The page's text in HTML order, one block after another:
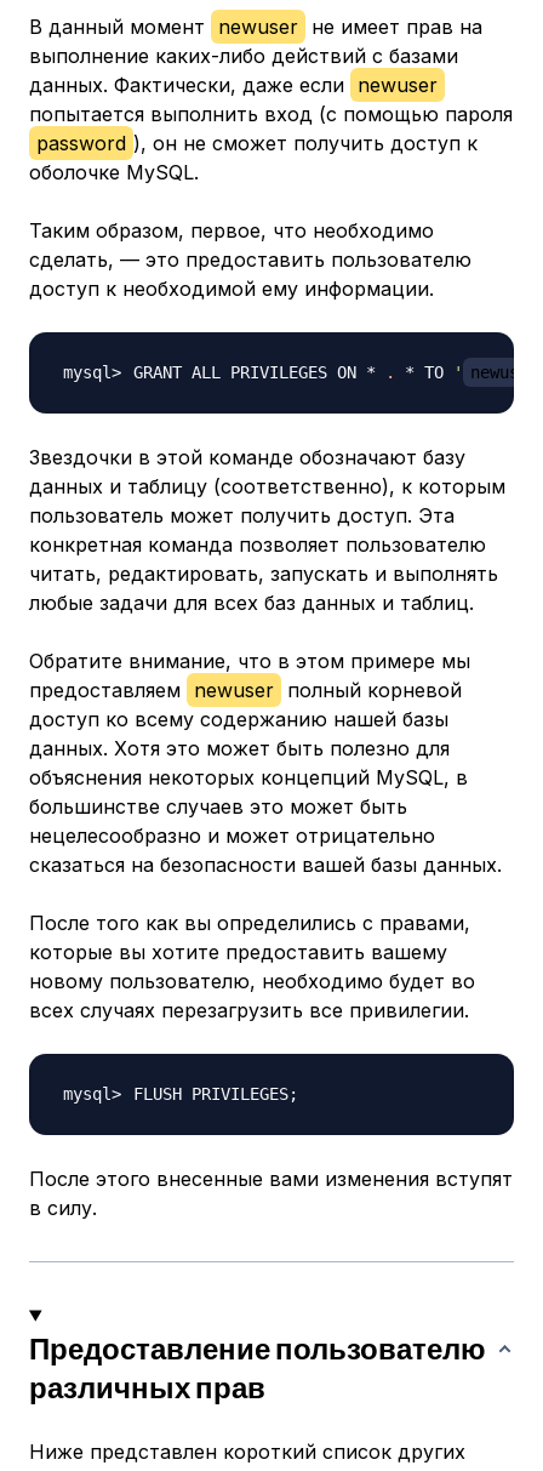
В данный момент newuser не имеет прав на
выполнение каких-либо действий с базами
данных. Фактически, даже если newuser
попытается выполнить вход (с помощью пароля
password ), он не сможет получить доступ к
оболочке MySQL.
Таким образом, первое, что необходимо
сделать, — это предоставить пользователю
доступ к необходимой ему информации.
GRANT ALL PRIVILEGES ON * . * TO ' newuser
Звездочки в этой команде обозначают базу
данных и таблицу (соответственно), к которым
пользователь может получить доступ. Эта
конкретная команда позволяет пользователю
читать, редактировать, запускать и выполнять
любые задачи для всех баз данных и таблиц.
Обратите внимание, что в этом примере мы
предоставляем newuser полный корневой
доступ ко всему содержанию нашей базы
данных. Хотя это может быть полезно для
объяснения некоторых концепций MySQL, в
большинстве случаев это может быть
нецелесообразно и может отрицательно
сказаться на безопасности вашей базы данных.
После того как вы определились с правами,
которые вы хотите предоставить вашему
новому пользователю, необходимо будет во
всех случаях перезагрузить все привилегии.
FLUSH PRIVILEGES;
После этого внесенные вами изменения вступят
в силу.
Предоставление пользователю
различных прав
Ниже представлен короткий список других